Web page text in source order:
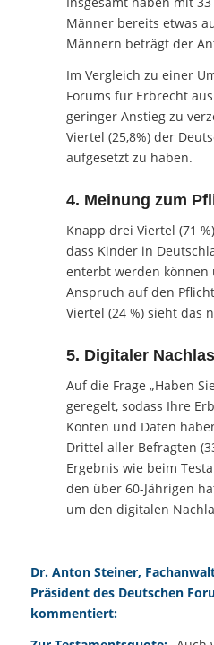
Männer bereits etwas
Männern beträgt der
Im Vergleich zu einer
Forums für Erbrecht
geringer Anstieg zu
Viertel (25,8%) der
aufgesetzt zu haben.
4. Meinung zum
Knapp drei Viertel (71
dass Kinder in
enterbt werden können
Anspruch auf den
Viertel (24 %) sieht das
5. Digitaler
Auf die Frage „Haben
geregelt, sodass Ihre
Konten und Daten
Drittel aller Befragten
Ergebnis wie beim
den über 60-Jährigen
um den digitalen
Dr. Anton Steiner,
Präsident des Deutschen
kommentiert: